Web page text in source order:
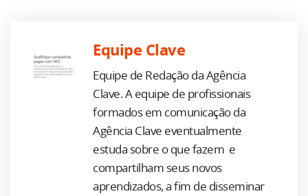
Equipe Clave
Equipe de Redação da Agência
Clave. A equipe de profissionais
formados em comunicação da
Agência Clave eventualmente
estuda sobre o que fazem e
compartilham seus novos
aprendizados, a fim de disseminar